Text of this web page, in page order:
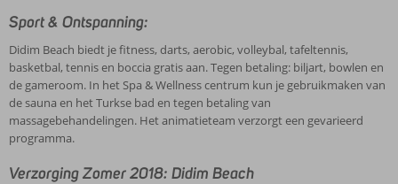
Sport & Ontspanning:
Didim Beach biedt je fitness, darts, aerobic, volleybal, tafeltennis,
basketbal, tennis en boccia gratis aan. Tegen betaling: biljart, bowlen en
de gameroom. In het Spa & Wellness centrum kun je gebruikmaken van
de sauna en het Turkse bad en tegen betaling van
massagebehandelingen. Het animatieteam verzorgt een gevarieerd
programma.
Verzorging Zomer 2018: Didim Beach